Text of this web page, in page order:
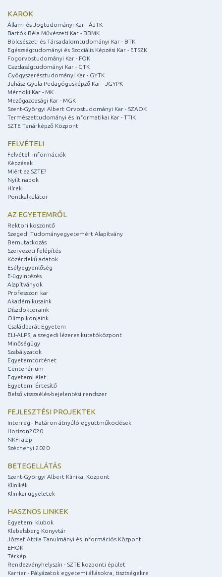
KAROK
Állam- és Jogtudományi Kar - ÁJTK
Bartók Béla Művészeti Kar - BBMK
Bölcsészet- és Társadalomtudományi Kar - BTK
Egészségtudományi és Szociális Képzési Kar - ETSZK
Fogorvostudományi Kar - FOK
Gazdaságtudományi Kar - GTK
Gyógyszerésztudományi Kar - GYTK
Juhász Gyula Pedagógusképző Kar - JGYPK
Mérnöki Kar - MK
Mezőgazdasági Kar - MGK
Szent-Györgyi Albert Orvostudományi Kar - SZAOK
Természettudományi és Informatikai Kar - TTIK
SZTE Tanárképző Központ
FELVÉTELI
Felvételi információk
Képzések
Miért az SZTE?
Nyílt napok
Hírek
Pontkalkulátor
AZ EGYETEMRŐL
Rektori köszöntő
Szegedi Tudományegyetemért Alapítvány
Bemutatkozás
Szervezeti felépítés
Közérdekű adatok
Esélyegyenlőség
E-ügyintézés
Alapítványok
Professzori kar
Akadémikusaink
Díszdoktoraink
Olimpikonjaink
Családbarát Egyetem
ELI-ALPS, a szegedi lézeres kutatóközpont
Minőségügy
Szabályzatok
Egyetemtörténet
Centenárium
Egyetemi élet
Egyetemi Értesítő
Belső visszaélés-bejelentési rendszer
FEJLESZTÉSI PROJEKTEK
Interreg - Határon átnyúló együttműködések
Horizon2020
NKFI alap
Széchenyi 2020
BETEGELLÁTÁS
Szent-Györgyi Albert Klinikai Központ
Klinikák
Klinikai ügyeletek
HASZNOS LINKEK
Egyetemi klubok
Klebelsberg Könyvtár
József Attila Tanulmányi és Információs Központ
EHÖK
Térkép
Rendezvényhelyszín - SZTE központi épület
Karrier - Pályázatok egyetemi állásokra, tisztségekre